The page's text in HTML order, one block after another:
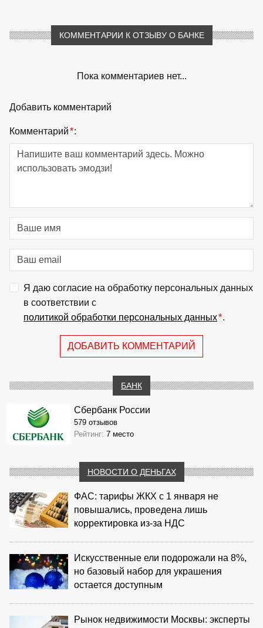
КОММЕНТАРИИ К ОТЗЫВУ О БАНКЕ
Пока комментариев нет...
Добавить комментарий
Комментарий*:
Я даю согласие на обработку персональных данных
в соответствии с
политикой обработки персональных данных*.
ДОБАВИТЬ КОММЕНТАРИЙ
БАНК
Сбербанк России
579 отзывов
Рейтинг: 7 место
НОВОСТИ О ДЕНЬГАХ
ФАС: тарифы ЖКХ с 1 января не
повышались, проведена лишь
корректировка из‑за НДС
Искусственные ели подорожали на 8%,
но базовый набор для украшения
остается доступным
Рынок недвижимости Москвы: эксперты